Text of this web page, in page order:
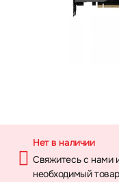
Нет в наличии
Свяжитесь с нами
необходимый